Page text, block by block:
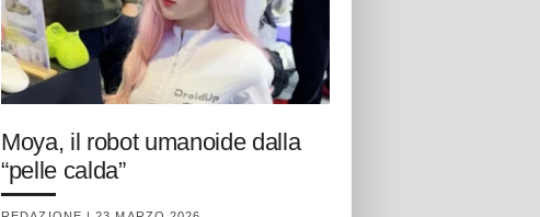
Moya, il robot umanoide dalla
“pelle calda”